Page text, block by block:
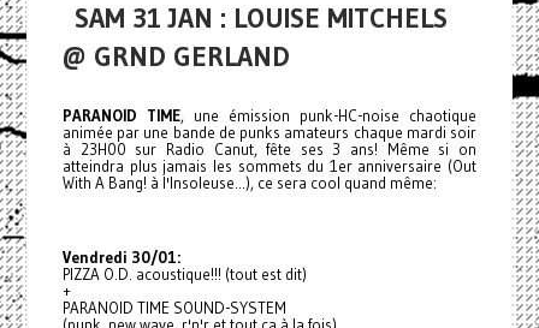
SAM 31 JAN : LOUISE MITCHELS
@ GRND GERLAND
PARANOID TIME, une émission punk-HC-noise chaotique
animée par une bande de punks amateurs chaque mardi soir
à 23H00 sur Radio Canut, fête ses 3 ans! Même si on
atteindra plus jamais les sommets du 1er anniversaire (Out
With A Bang! à l'Insoleuse...), ce sera cool quand même:
Vendredi 30/01:
PIZZA O.D. acoustique!!! (tout est dit)
+
PARANOID TIME SOUND-SYSTEM